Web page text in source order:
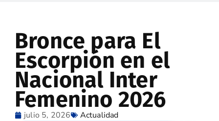
Bronce para El
Escorpión en el
Nacional Inter
Femenino 2026
julio 5, 2026 Actualidad